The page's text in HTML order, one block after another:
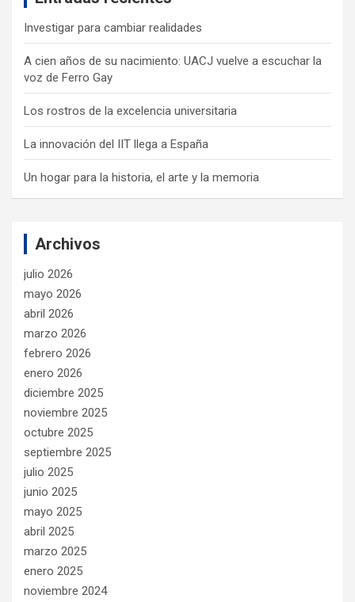
Investigar para cambiar realidades
A cien años de su nacimiento: UACJ vuelve a escuchar la
voz de Ferro Gay
Los rostros de la excelencia universitaria
La innovación del IIT llega a España
Un hogar para la historia, el arte y la memoria
Archivos
julio 2026
mayo 2026
abril 2026
marzo 2026
febrero 2026
enero 2026
diciembre 2025
noviembre 2025
octubre 2025
septiembre 2025
julio 2025
junio 2025
mayo 2025
abril 2025
marzo 2025
enero 2025
noviembre 2024